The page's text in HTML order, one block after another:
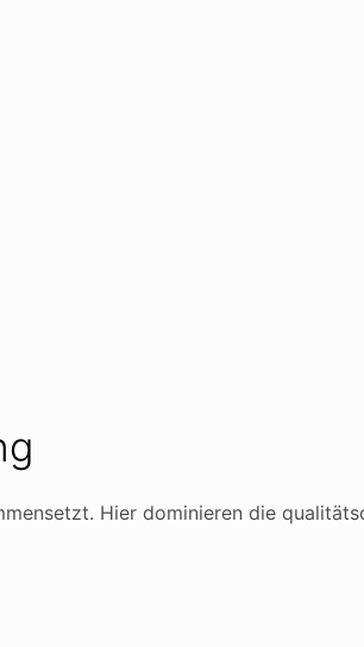
Hier dominieren die